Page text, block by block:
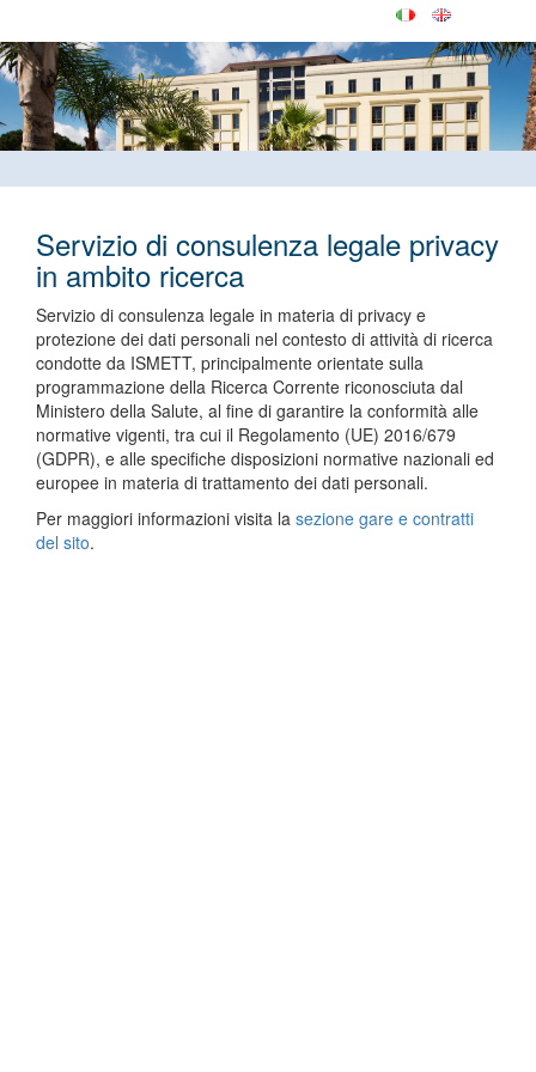
Servizio di consulenza legale privacy
in ambito ricerca
Servizio di consulenza legale in materia di privacy e
protezione dei dati personali nel contesto di attività di ricerca
condotte da ISMETT, principalmente orientate sulla
programmazione della Ricerca Corrente riconosciuta dal
Ministero della Salute, al fine di garantire la conformità alle
normative vigenti, tra cui il Regolamento (UE) 2016/679
(GDPR), e alle specifiche disposizioni normative nazionali ed
europee in materia di trattamento dei dati personali.
Per maggiori informazioni visita la sezione gare e contratti
del sito.